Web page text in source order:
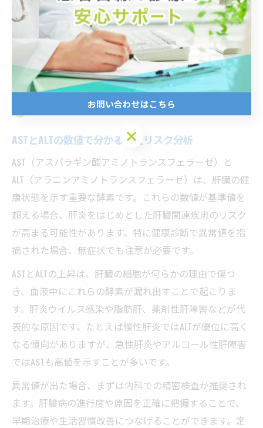
とがある方は、定期的なチェックと早期対応を心がけま
しょう。
AST・ALT異常値が示す肝炎リスクに迫
る
ASTとALTの数値で分かる肝炎リスク分析
AST（アスパラギン酸アミノトランスフェラーゼ）と
ALT（アラニンアミノトランスフェラーゼ）は、肝臓の健
康状態を示す重要な酵素です。これらの数値が基準値を
超える場合、肝炎をはじめとした肝臓関連疾患のリスク
が高まる可能性があります。特に健康診断で異常値を指
摘された場合、無症状でも注意が必要です。
ASTとALTの上昇は、肝臓の細胞が何らかの理由で傷つ
き、血液中にこれらの酵素が漏れ出すことで起こりま
す。肝炎ウイルス感染や脂肪肝、薬剤性肝障害などが代
表的な原因です。たとえば慢性肝炎ではALTが優位に高く
なる傾向がありますが、急性肝炎やアルコール性肝障害
ではASTも高値を示すことが多いです。
異常値が出た場合、まずは内科での精密検査が推奨され
ます。肝臓病の進行度や原因を正確に把握することで、
早期治療や生活習慣改善につなげることができます。定
お問い合わせはこちら
お問い合わせはこちら